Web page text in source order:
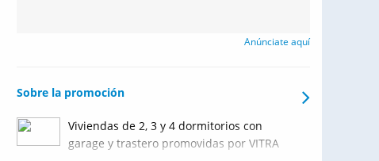
Anúnciate aquí
Sobre la promoción
Viviendas de 2, 3 y 4 dormitorios con
garage y trastero promovidas por VITRA